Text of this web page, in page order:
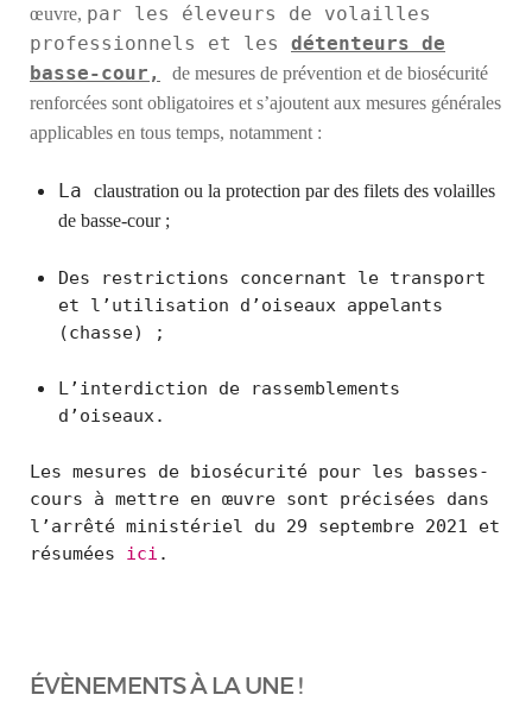
œuvre, par les éleveurs de volailles
professionnels et les détenteurs de
basse-cour,
de mesures de prévention et de biosécurité
renforcées sont obligatoires et s’ajoutent aux mesures générales
applicables en tous temps, notamment :
La claustration ou la protection par des filets des volailles
de basse-cour ;
Des restrictions concernant le transport
et l’utilisation d’oiseaux appelants
(chasse) ;
L’interdiction de rassemblements
d’oiseaux.
Les mesures de biosécurité pour les basses-
cours à mettre en œuvre sont précisées dans
l’arrêté ministériel du 29 septembre 2021 et
résumées ici .
ÉVÈNEMENTS À LA UNE !